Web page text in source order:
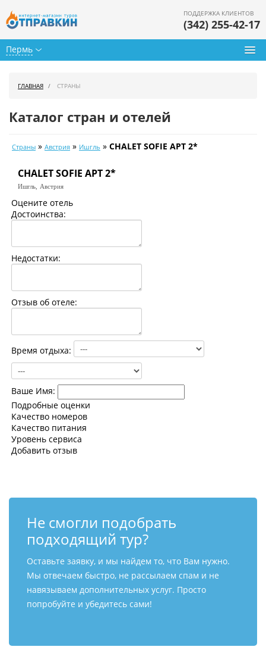
Пермь
ПОДДЕРЖКА КЛИЕНТОВ
(342) 255-42-17
Календарь туров
Цены дня
Страны
ГЛАВНАЯ СТРАНЫ
Каталог стран и отелей
Страны » Австрия » Ишгль » CHALET SOFIE APT 2*
CHALET SOFIE APT 2*
Ишгль, Австрия
Оцените отель
Достоинства:
Недостатки:
Отзыв об отеле:
Время отдыха:
Ваше Имя:
Подробные оценки
Качество номеров
Качество питания
Уровень сервиса
Добавить отзыв
Не смогли подобрать
подходящий тур?
Оставьте заявку, и мы найдем то, что Вам нужно.
Мы отвечаем быстро, не рассылаем спам и не
навязываем дополнительных услуг. Просто
попробуйте и убедитесь сами!